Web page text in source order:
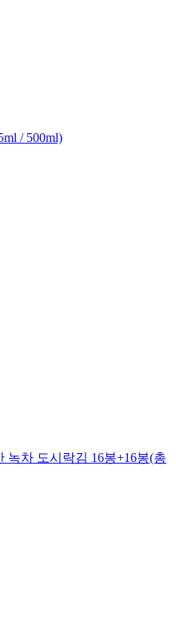
/ 500ml)
차 도시락김 16봉+16봉(총